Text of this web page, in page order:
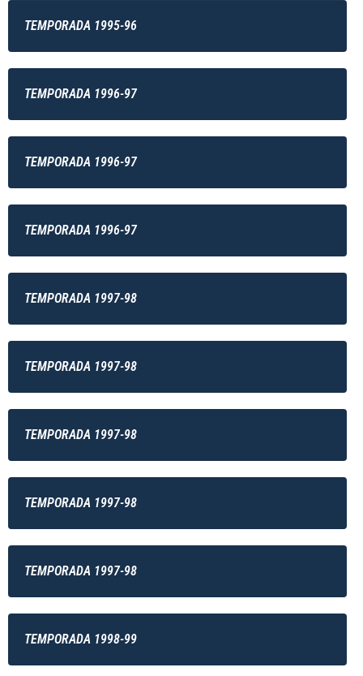
TEMPORADA 1995-96
TEMPORADA 1996-97
TEMPORADA 1996-97
TEMPORADA 1996-97
TEMPORADA 1997-98
TEMPORADA 1997-98
TEMPORADA 1997-98
TEMPORADA 1997-98
TEMPORADA 1997-98
TEMPORADA 1998-99